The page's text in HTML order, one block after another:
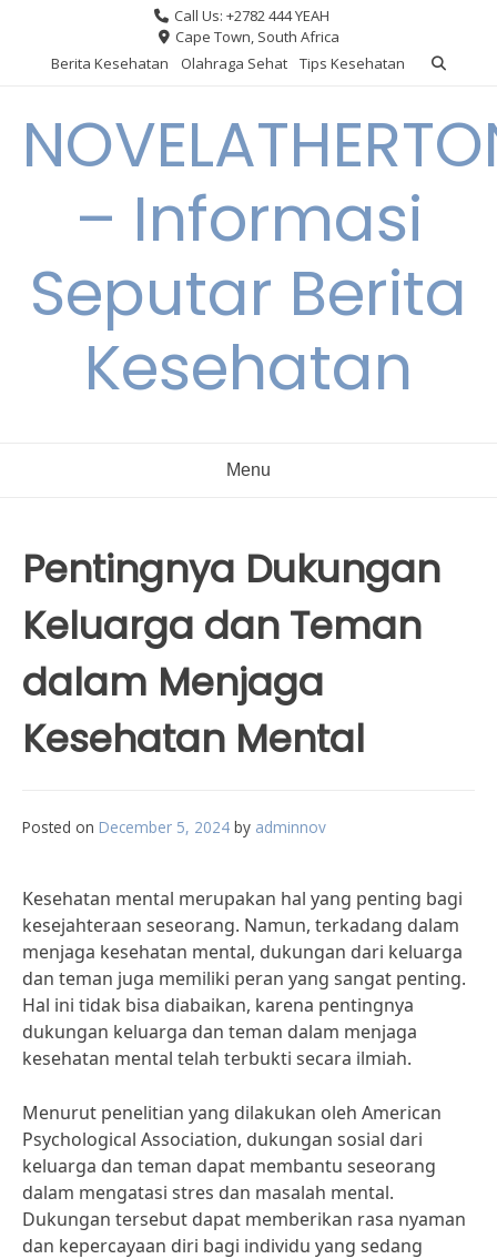
content
Call Us: +2782 444 YEAH
Cape Town, South Africa
Berita Kesehatan
Olahraga Sehat Tips Kesehatan
– Informasi
Seputar Berita
Kesehatan
Menu
Pentingnya Dukungan
Keluarga dan Teman
dalam Menjaga
Kesehatan Mental
Posted on December 5, 2024 by adminnov
Kesehatan mental merupakan hal yang penting bagi
kesejahteraan seseorang. Namun, terkadang dalam
menjaga kesehatan mental, dukungan dari keluarga
dan teman juga memiliki peran yang sangat penting.
Hal ini tidak bisa diabaikan, karena pentingnya
dukungan keluarga dan teman dalam menjaga
kesehatan mental telah terbukti secara ilmiah.
Menurut penelitian yang dilakukan oleh American
Psychological Association, dukungan sosial dari
keluarga dan teman dapat membantu seseorang
dalam mengatasi stres dan masalah mental.
Dukungan tersebut dapat memberikan rasa nyaman
dan kepercayaan diri bagi individu yang sedang